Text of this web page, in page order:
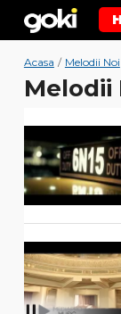
Acasa / Melodii Noi
Melodii